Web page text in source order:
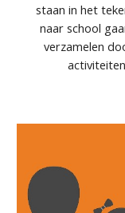
staan in het
naar school
verzamelen